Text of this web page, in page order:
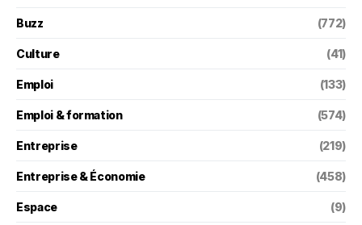
Buzz (772)
Culture (41)
Emploi (133)
Emploi & formation (574)
Entreprise (219)
Entreprise & Économie (458)
Espace (9)